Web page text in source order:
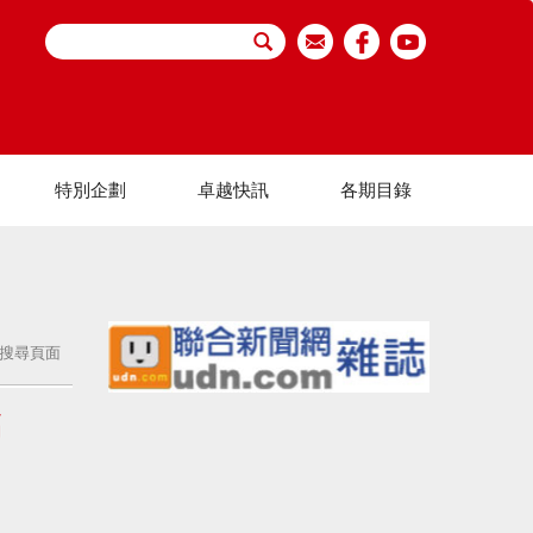
特別企劃 卓越快訊 各期目錄
搜尋頁面